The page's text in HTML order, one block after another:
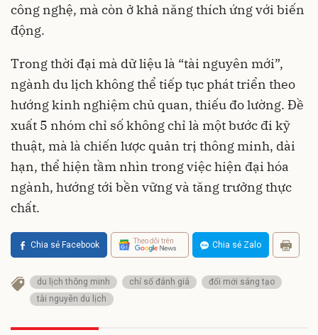
công nghệ, mà còn ở khả năng thích ứng với biến
động.
Trong thời đại mà dữ liệu là “tài nguyên mới”,
ngành du lịch không thể tiếp tục phát triển theo
hướng kinh nghiệm chủ quan, thiếu đo lường. Đề
xuất 5 nhóm chỉ số không chỉ là một bước đi kỹ
thuật, mà là chiến lược quản trị thông minh, dài
hạn, thể hiện tầm nhìn trong việc hiện đại hóa
ngành, hướng tới bền vững và tăng trưởng thực
chất.
Chia sẻ Facebook Theo dõi trên Chia sẻ Zalo
du lịch thông minh chỉ số đánh giá
đổi mới sáng tạo
tài nguyên du lịch